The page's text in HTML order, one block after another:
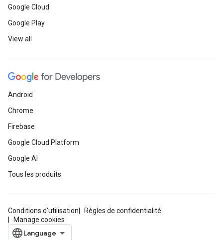
Google Cloud
Google Play
View all
Android
Chrome
Firebase
Google Cloud Platform
Google AI
Tous les produits
Conditions d'utilisation
Règles de confidentialité
Manage cookies